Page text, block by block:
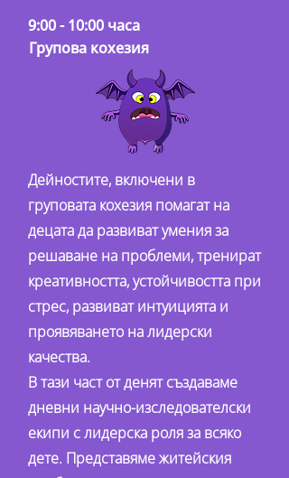
9:00 - 10:00 часа
Групова кохезия
Дейностите, включени в
груповата кохезия помагат на
децата да развиват умения за
решаване на проблеми, тренират
креативността, устойчивостта при
стрес, развиват интуицията и
проявяването на лидерски
качества.
В тази част от денят създаваме
дневни научно-изследователски
екипи с лидерска роля за всяко
дете. Представяме житейския